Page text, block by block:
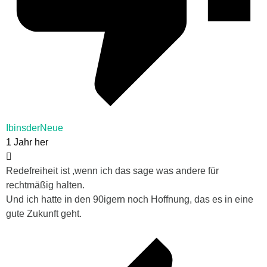
IbinsderNeue
1 Jahr her
Redefreiheit ist ,wenn ich das sage was andere für
rechtmäßig halten.
Und ich hatte in den 90igern noch Hoffnung, das es in eine
gute Zukunft geht.